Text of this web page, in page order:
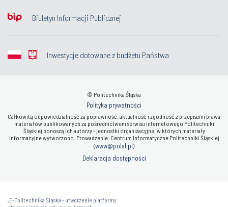
Biuletyn Informacji Publicznej
Inwestycje dotowane z budżetu Państwa
© Politechnika Śląska
Polityka prywatności
Całkowitą odpowiedzialność za poprawność, aktualność i zgodność z przepisami prawa
materiałów publikowanych za pośrednictwem serwisu internetowego Politechniki
Śląskiej ponoszą ich autorzy - jednostki organizacyjne, w których materiały
informacyjne wytworzono. Prowadzenie: Centrum Informatyczne Politechniki Śląskiej
(www@polsl.pl)
Deklaracja dostępności
„E-Politechnika Śląska - utworzenie platformy